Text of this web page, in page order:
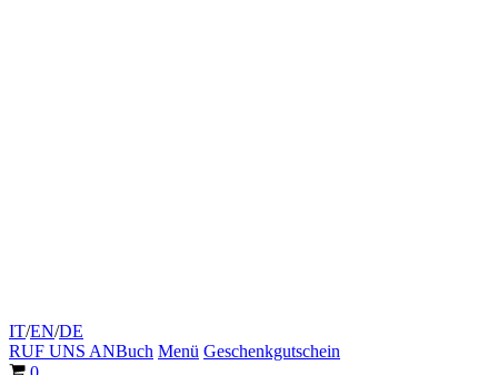
IT/EN/DE
RUF UNS ANBuch Menü Geschenkgutschein
Warenkorb